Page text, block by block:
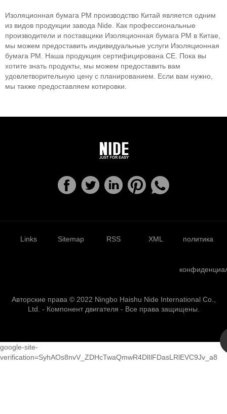
Изоляционная бумага PM производство Китай является одним
из видов продукции завода Nide. Как профессиональные
производители и поставщики Изоляционная бумага PM в Китае,
мы можем предоставить индивидуальные услуги Изоляционная
бумага PM. Наша продукция сертифицирована СЕ. Пока вы
хотите знать продукты, мы можем предоставить вам
удовлетворительную цену с планированием. Если вам нужно,
мы также предоставляем котировки.
Links Sitemap RSS XML политика
Авторские права © 2022 Ningbo Haishu Nide International Co.,
Ltd. - Компонент двигателя - Все права защищены.
google-site-
verification=SyhAOs8nvV_ZDHcTwaQmwR4DlIlFDasLRlEVC9Jv_a8